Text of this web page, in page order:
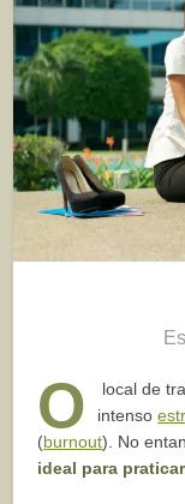
O
local de
intenso
(burnout). No
ideal para